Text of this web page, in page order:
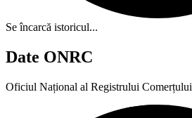
Se încarcă istoricul...
Date ONRC
Oficiul Național al Registrului Comerțului